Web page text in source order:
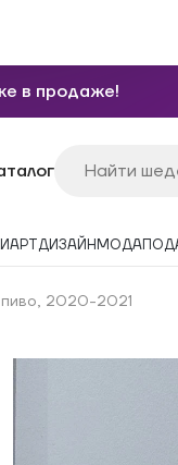
в продаже!
АРТДИЗАЙН МОДА
2020-2021